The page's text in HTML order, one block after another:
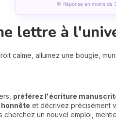
💬 Réponse en moins de
lettre à
calme, allumez une bougie,
préférez l'écriture
et décrivez précisément
cherchez un nouvel emploi,